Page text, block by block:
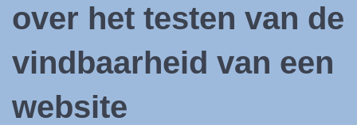
over het testen van de
vindbaarheid van een
website